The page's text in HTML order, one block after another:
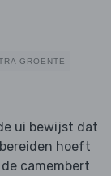
GROENTE
ui bewijst dat
hoeft
camembert